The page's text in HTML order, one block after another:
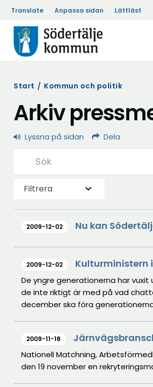
Translate Anpassa sidan Lättläst
Start / Kommun och politik
Arkiv
Lyssna på sidan Dela
Filtrera
2009-12-02 Nu kan
2009-12-02 Kulturministern
De yngre generationerna har
de inte riktigt är med på vad
december ska föra generationerna närmare varandra.
2009-11-18
Nationell Matchning,
den 19 november en